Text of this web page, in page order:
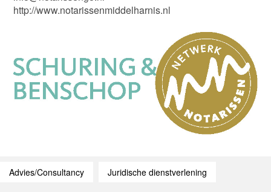
http://www.notarissenmiddelharnis.nl
Advies/Consultancy Juridische dienstverlening